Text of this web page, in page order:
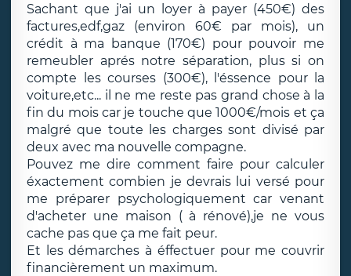
Sachant que j'ai un loyer à payer (450€) des
factures,edf,gaz (environ 60€ par mois), un
crédit à ma banque (170€) pour pouvoir me
remeubler aprés notre séparation, plus si on
compte les courses (300€), l'éssence pour la
voiture,etc... il ne me reste pas grand chose à la
fin du mois car je touche que 1000€/mois et ça
malgré que toute les charges sont divisé par
deux avec ma nouvelle compagne.
Pouvez me dire comment faire pour calculer
éxactement combien je devrais lui versé pour
me préparer psychologiquement car venant
d'acheter une maison ( à rénové),je ne vous
cache pas que ça me fait peur.
Et les démarches à éffectuer pour me couvrir
financièrement un maximum.